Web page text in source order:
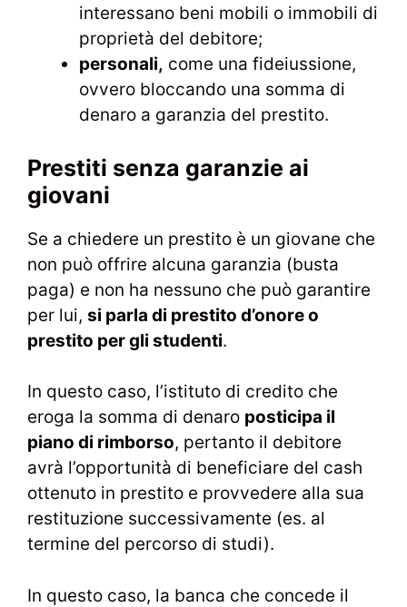
interessano beni mobili o immobili di
proprietà del debitore;
personali, come una fideiussione,
ovvero bloccando una somma di
denaro a garanzia del prestito.
Prestiti senza garanzie ai
giovani
Se a chiedere un prestito è un giovane che
non può offrire alcuna garanzia (busta
paga) e non ha nessuno che può garantire
per lui, si parla di prestito d’onore o
prestito per gli studenti.
In questo caso, l’istituto di credito che
eroga la somma di denaro posticipa il
piano di rimborso, pertanto il debitore
avrà l’opportunità di beneficiare del cash
ottenuto in prestito e provvedere alla sua
restituzione successivamente (es. al
termine del percorso di studi).
In questo caso, la banca che concede il